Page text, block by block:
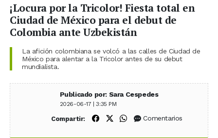
¡Locura por la Tricolor! Fiesta total en
Ciudad de México para el debut de
Colombia ante Uzbekistán
La afición colombiana se volcó a las calles de Ciudad de
México para alentar a la Tricolor antes de su debut
mundialista.
Publicado por: Sara Cespedes
2026-06-17 | 3:35 PM
Compartir: Compartir en Facebook
Compartir en X (Twitter)
Compartir en WhatsApp
Comentarios